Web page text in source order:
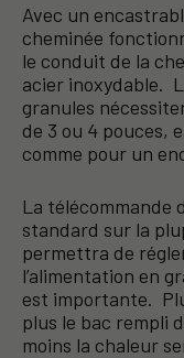
Avec un
cheminée
le conduit de la
acier inoxydable.
granules
de 3 ou 4 pouces,
comme pour un
La télécommande
standard sur la
permettra de
l’alimentation en
est importante.
plus le bac rempli
moins la chaleur